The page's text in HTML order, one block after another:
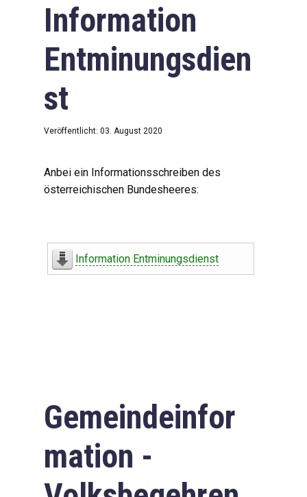
Information
Entminungsdien
st
Veröffentlicht: 03. August 2020
Anbei ein Informationsschreiben des
österreichischen Bundesheeres:
Information Entminungsdienst
Gemeindeinfor
mation -